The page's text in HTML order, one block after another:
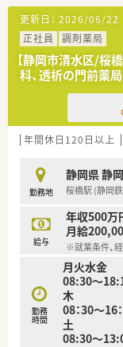
＼ 魅力的な
■貴重な土日休
て働きたかっ
てこいの求人
■経験豊富な
薬局長以外は
見学の際など
更新日： 2026/06/22
正社員
調剤薬局
【静岡市清水区/
科、透析の門前薬
年間休日120日以上
勤務地
静岡県 静
桜橋駅 (静岡
給与
年収500万
月給
※就業条件、
勤務
時間
月火水金
08:30～
木
08：30～16
土
08:30～